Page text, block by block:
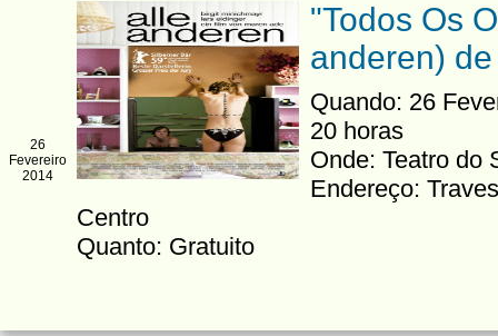
26
Fevereiro
2014
"Todos Os
anderen)
Quando: 26
20 horas
Onde: Teatro do
Endereço:
Centro
Quanto: Gratuito